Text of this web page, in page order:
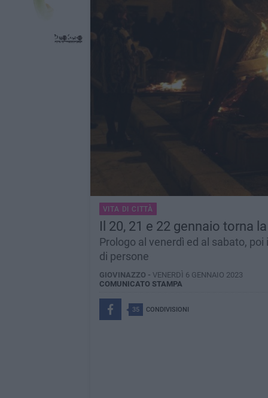
VITA DI CITTÀ
Il 20, 21 e 22 gennaio torna
Prologo al venerdì ed al sabato,
di persone
GIOVINAZZO - VENERDÌ 6 GENNAIO 2023
COMUNICATO STAMPA
35 CONDIVISIONI